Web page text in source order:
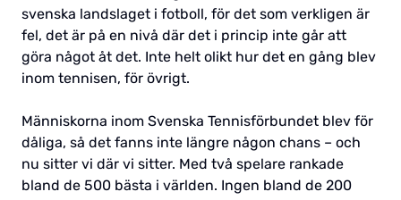
svenska landslaget i fotboll, för det som verkligen är
fel, det är på en nivå där det i princip inte går att
göra något åt det. Inte helt olikt hur det en gång blev
inom tennisen, för övrigt.
Människorna inom Svenska Tennisförbundet blev för
dåliga, så det fanns inte längre någon chans – och
nu sitter vi där vi sitter. Med två spelare rankade
bland de 500 bästa i världen. Ingen bland de 200